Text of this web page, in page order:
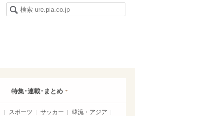
特集･連載･まとめ
スポーツ サッカー
韓流・アジア